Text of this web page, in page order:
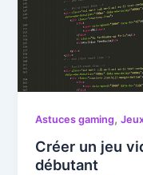
Astuces gaming,
Créer un jeu
débutant